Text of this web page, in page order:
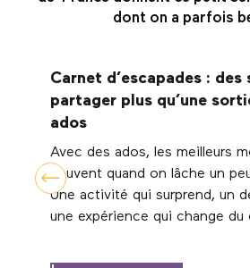
dont on a parfois
Carnet d’escapades : des
partager plus qu’une
ados
Avec des ados, les meilleurs
souvent quand on lâche un
Une activité qui surprend, un
une expérience qui change du